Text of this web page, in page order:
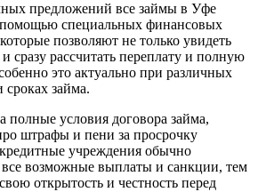
предложений все займы в Уфе
специальных финансовых
позволяют не только увидеть
сразу рассчитать переплату и полную
это актуально при различных
займа.
полные условия договора займа,
штрафы и пени за просрочку
учреждения обычно
все возможные выплаты и санкции, тем
открытость и честность перед